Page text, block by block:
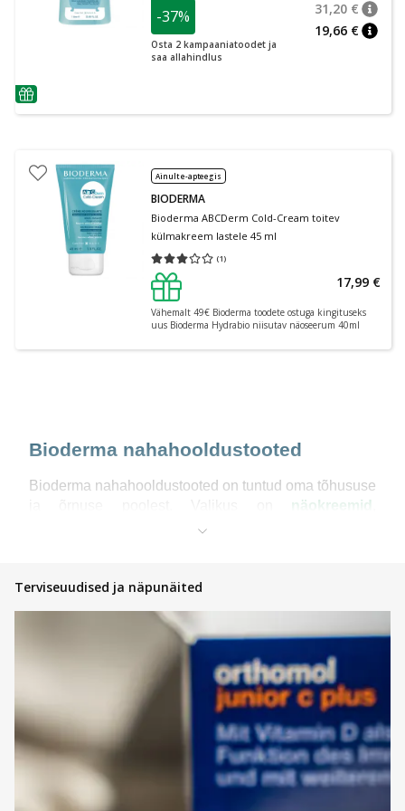
nõuanne
-37%
Osta 2 kampaaniatoodet ja
saa allahindlus
31,20 €
19,66 €
Ainult e-apteegis
BIODERMA
Bioderma ABCDerm Cold-Cream toitev
külmakreem lastele 45 ml
(1)
Keskmine hinnang 3.00
Vähemalt 49€ Bioderma toodete ostuga kingituseks
uus Bioderma Hydrabio niisutav näoseerum 40ml
17,99 €
Bioderma nahahooldustooted
Bioderma nahahooldustooted on tuntud oma tõhususe
näokreemid
huulepalsamid
armastatud tooteid – see eemaldab õrnalt mustuse ja
Bioderma dušiõli ja Bioderma dušigeel loodud
igapäevaseks kasutamiseks, jättes naha puhtaks,
pehmeks ja niisutatuks isegi tundlikul nahal.
Populaarsed Bioderma sarjad
Bioderma Atoderm
Bioderma Atoderm sari on loodud kuivale ja väga
Terviseuudised ja näpunäited